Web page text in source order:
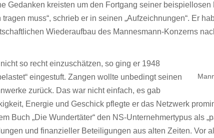
Gedanken kreisten um den Fortgang seiner beispiellosen
muss“, schrieb er in seinen „Aufzeichnungen“. Er
Wiederaufbau des Mannesmann-Konzerns
so recht einzuschätzen, so ging er 1948
eingestuft. Zangen wollte unbedingt seinen
zurück. Das war nicht einfach, es gab
Energie und Geschick pflegte er das Netzwerk
Buch „Die Wundertäter“ den NS-Unternehmertypus als
und finanzieller Beteiligungen aus alten Zeiten. Vor